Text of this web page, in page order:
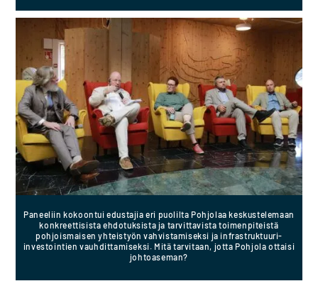
Paneeliin kokoontui edustajia eri puolilta Pohjolaa keskustelemaan
konkreettisista ehdotuksista ja tarvittavista toimenpiteistä
pohjoismaisen yhteistyön vahvistamiseksi ja infrastruktuuri-
investointien vauhdittamiseksi. Mitä tarvitaan, jotta Pohjola ottaisi
johtoaseman?